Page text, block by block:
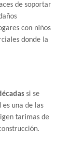
de soportar
con niños
donde la
si se
una de las
tarimas de